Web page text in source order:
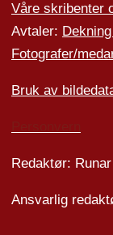
Våre skribenter
Avtaler:
Fotografer/
Bruk av
Redaktør:
Ansvarlig